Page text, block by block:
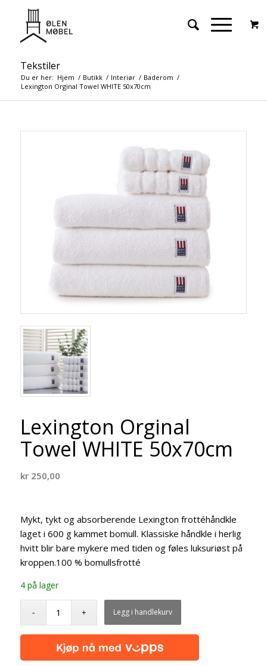
Tekstiler
Du er her: Hjem / Butikk / Interiør / Baderom /
Lexington Orginal Towel WHITE 50x70cm
Lexington Orginal
Towel WHITE 50x70cm
kr250,00
Mykt, tykt og absorberende Lexington frottéhåndkle
laget i 600 g kammet bomull. Klassiske håndkle i herlig
hvitt blir bare mykere med tiden og føles luksuriøst på
kroppen.100 % bomullsfrotté
4 på lager
Legg i handlekurv